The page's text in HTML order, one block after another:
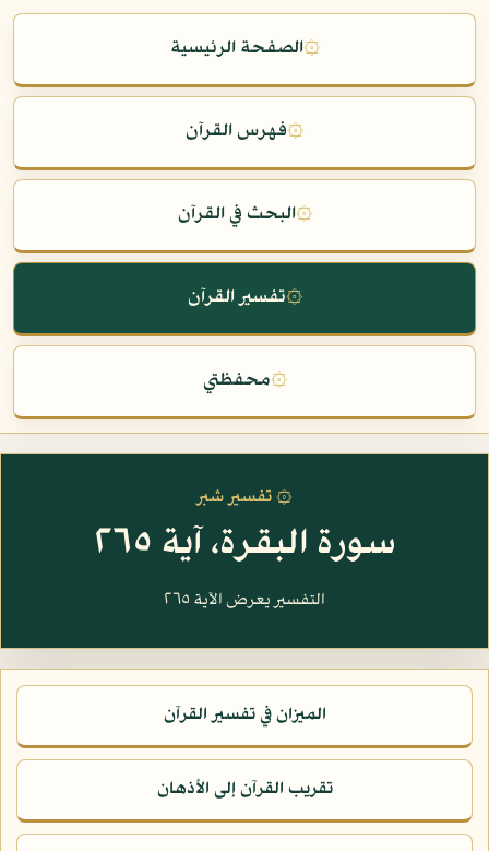
۞الصفحة الرئيسية
۞فهرس القرآن
۞البحث في القرآن
۞تفسير القرآن
۞محفظتي
۞ تفسير شبر
سورة البقرة، آية ٢٦٥
التفسير يعرض الآية ٢٦٥
الميزان في تفسير القرآن
تقريب القرآن إلى الأذهان